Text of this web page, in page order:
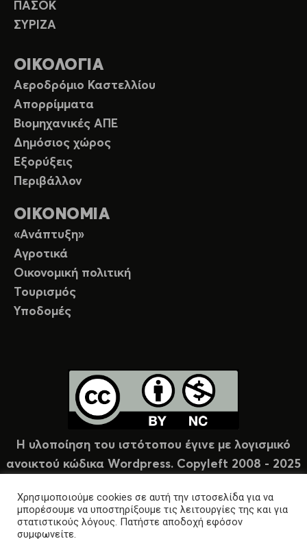
ΠΑΣΟΚ
ΣΥΡΙΖΑ
ΟΙΚΟΛΟΓΙΑ
Αεροδρόμιο Καστελλίου
Απορρίμματα
Βιομηχανικές ΑΠΕ
Δημόσιος χώρος
Εξορύξεις
Περιβάλλον
ΟΙΚΟΝΟΜΙΑ
«Ανάπτυξη»
Αγροτικά
Οικονομική πολιτική
Τουρισμός
Υποδομές
Η υλοποίηση του ιστότοπου έγινε με λογισμικό
ανοικτού κώδικα Wordpress. Copyleft 2008 - 2025
Χρησιμοποιούμε cookies σε αυτή την ιστοσελίδα για να
μπορέσουμε να υποστηρίξουμε τις λειτουργίες της και για
στατιστικούς λόγους. Πατήστε αποδοχή εφόσον
συμφωνείτε.